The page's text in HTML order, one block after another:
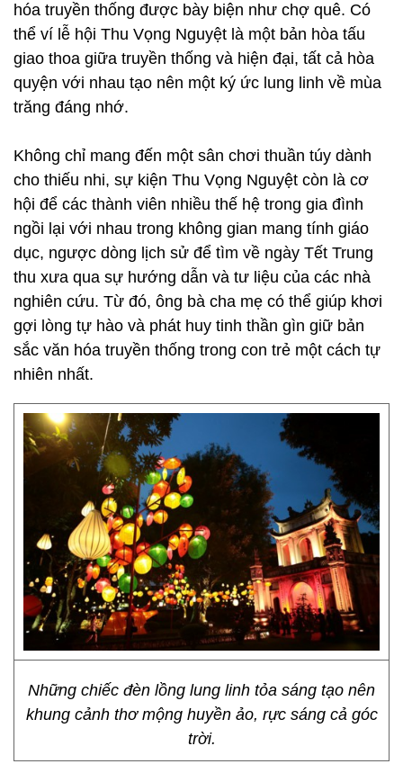
hóa truyền thống được bày biện như chợ quê. Có
thể ví lễ hội Thu Vọng Nguyệt là một bản hòa tấu
giao thoa giữa truyền thống và hiện đại, tất cả hòa
quyện với nhau tạo nên một ký ức lung linh về mùa
trăng đáng nhớ.
Không chỉ mang đến một sân chơi thuần túy dành
cho thiếu nhi, sự kiện Thu Vọng Nguyệt còn là cơ
hội để các thành viên nhiều thế hệ trong gia đình
ngồi lại với nhau trong không gian mang tính giáo
dục, ngược dòng lịch sử để tìm về ngày Tết Trung
thu xưa qua sự hướng dẫn và tư liệu của các nhà
nghiên cứu. Từ đó, ông bà cha mẹ có thể giúp khơi
gợi lòng tự hào và phát huy tinh thần gìn giữ bản
sắc văn hóa truyền thống trong con trẻ một cách tự
nhiên nhất.
Những chiếc đèn lồng lung linh tỏa sáng tạo nên
khung cảnh thơ mộng huyền ảo, rực sáng cả góc
trời.